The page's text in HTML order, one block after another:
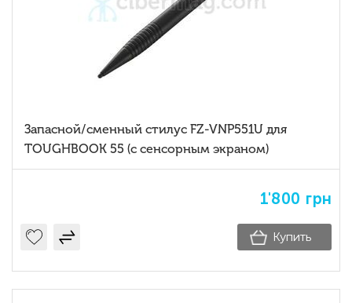
Запасной/сменный стилус FZ-VNP551U для
TOUGHBOOK 55 (с сенсорным экраном)
1'800 грн
Купить